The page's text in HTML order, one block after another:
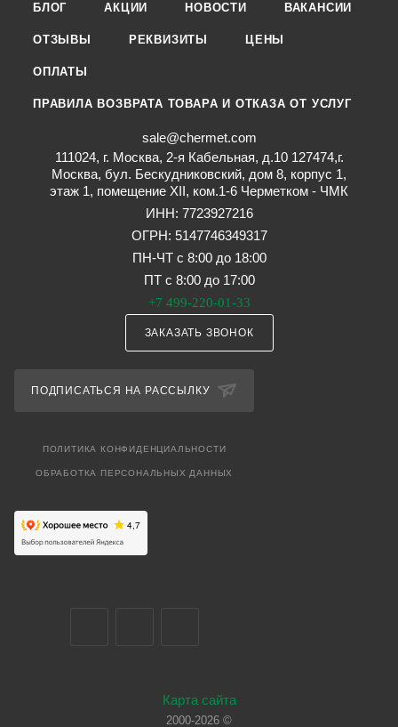
БЛОГ АКЦИИ НОВОСТИ ВАКАНСИИ
ОТЗЫВЫ РЕКВИЗИТЫ ЦЕНЫ
ОПЛАТЫ
ПРАВИЛА ВОЗВРАТА ТОВАРА И ОТКАЗА ОТ УСЛУГ
sale@chermet.com
111024, г. Москва, 2-я Кабельная, д.10 127474,г.
Москва, бул. Бескудниковский, дом 8, корпус 1,
этаж 1, помещение XII, ком.1-6 Черметком - ЧМК
ИНН: 7723927216
ОГРН: 5147746349317
ПН-ЧТ с 8:00 до 18:00
ПТ с 8:00 до 17:00
+7 499-220-01-33
ЗАКАЗАТЬ ЗВОНОК
ПОДПИСАТЬСЯ НА РАССЫЛКУ
ПОЛИТИКА КОНФИДЕНЦИАЛЬНОСТИ
ОБРАБОТКА ПЕРСОНАЛЬНЫХ ДАННЫХ
Карта сайта
2000-2026 ©